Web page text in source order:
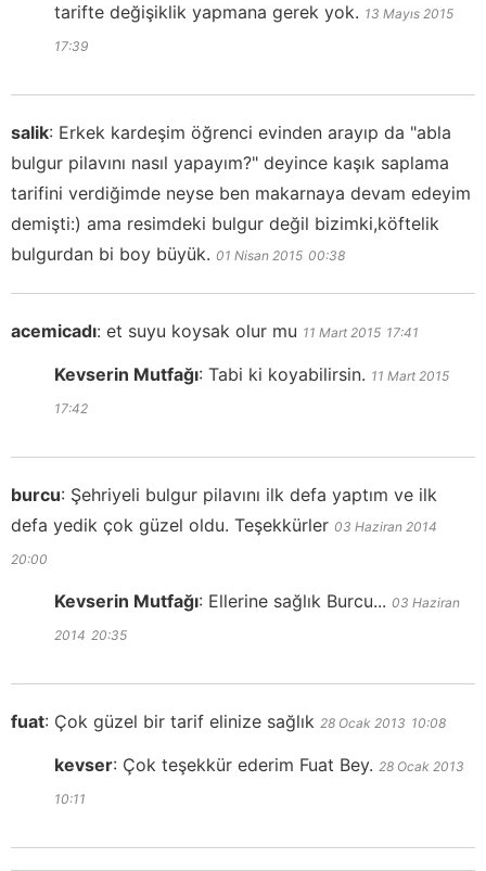
tarifte değişiklik yapmana gerek yok. 13 Mayıs 2015
17:39
salik: Erkek kardeşim öğrenci evinden arayıp da "abla
bulgur pilavını nasıl yapayım?" deyince kaşık saplama
tarifini verdiğimde neyse ben makarnaya devam edeyim
demişti:) ama resimdeki bulgur değil bizimki,köftelik
bulgurdan bi boy büyük. 01 Nisan 2015 00:38
acemicadı: et suyu koysak olur mu 11 Mart 2015 17:41
Kevserin Mutfağı: Tabi ki koyabilirsin. 11 Mart 2015
17:42
burcu: Şehriyeli bulgur pilavını ilk defa yaptım ve ilk
defa yedik çok güzel oldu. Teşekkürler 03 Haziran 2014
20:00
Kevserin Mutfağı: Ellerine sağlık Burcu... 03 Haziran
2014 20:35
fuat: Çok güzel bir tarif elinize sağlık 28 Ocak 2013 10:08
kevser: Çok teşekkür ederim Fuat Bey. 28 Ocak 2013
10:11